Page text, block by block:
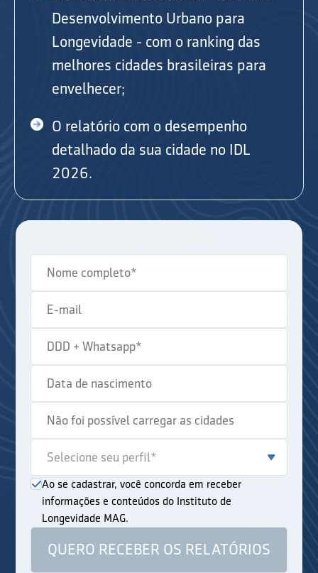
Desenvolvimento Urbano para
Longevidade - com o ranking das
melhores cidades brasileiras para
envelhecer;
O relatório com o desempenho
detalhado da sua cidade no IDL
2026.
Ao se cadastrar, você concorda em receber
informações e conteúdos do Instituto de
Longevidade MAG.